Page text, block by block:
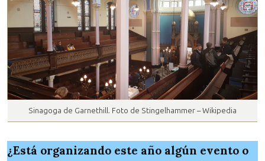
Sinagoga de Garnethill. Foto de Stingelhammer – Wikipedia
¿Está organizando este año algún evento o